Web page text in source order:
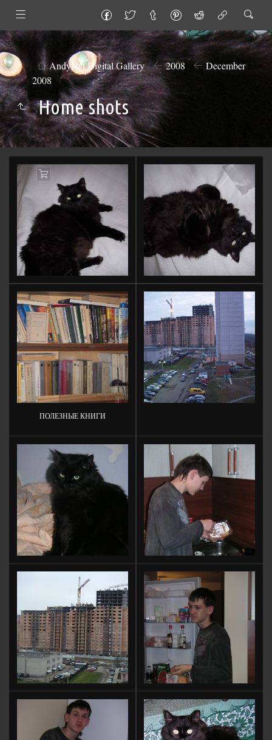
AndyNet Digital Gallery 2008
December
2008
Home shots
Cart
ПОЛЕЗНЫЕ КНИГИ